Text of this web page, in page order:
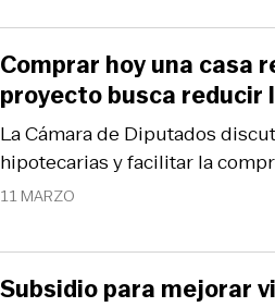
11 MARZO
La Cámara de Diputados
hipotecarias y facilitar la
Comprar hoy una casa
proyecto busca
Subsidio para mejorar